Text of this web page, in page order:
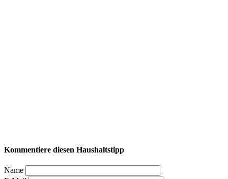
Kommentiere diesen Haushaltstipp
Name